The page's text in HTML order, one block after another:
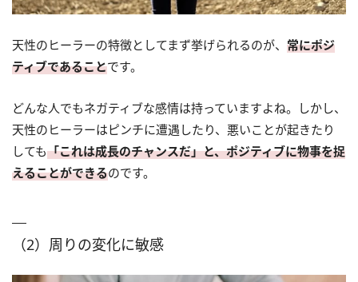
天性のヒーラーの特徴としてまず挙げられるのが、 常にポジ
ティブであることです。
どんな人でもネガティブな感情は持っていますよね。しかし、
天性のヒーラーはピンチに遭遇したり、悪いことが起きたり
しても「これは成長のチャンスだ」と、ポジティブに物事を捉
えることができるのです。
（2）周りの変化に敏感